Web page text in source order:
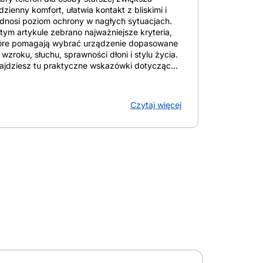
komfort, ułatwia kontakt z bliskimi i
poziom ochrony w nagłych sytuacjach.
artykule zebrano najważniejsze kryteria,
pomagają wybrać urządzenie dopasowane
słuchu, sprawności dłoni i stylu życia.
tu praktyczne wskazówki dotyczące
modele z klawiaturą i uproszczone
Czytaj więcej